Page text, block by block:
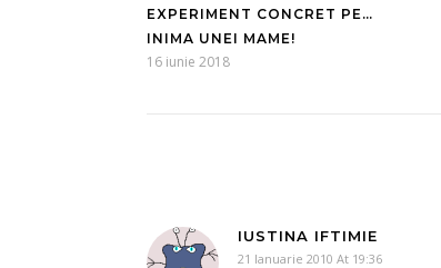
EXPERIMENT CONCRET PE…
INIMA UNEI MAME!
16 iunie 2018
IUSTINA IFTIMIE
21 Ianuarie 2010 At 19:36